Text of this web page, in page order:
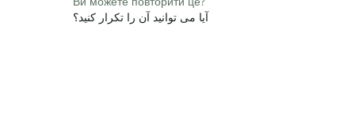
آیا می توانید آن را تکرار کنید؟